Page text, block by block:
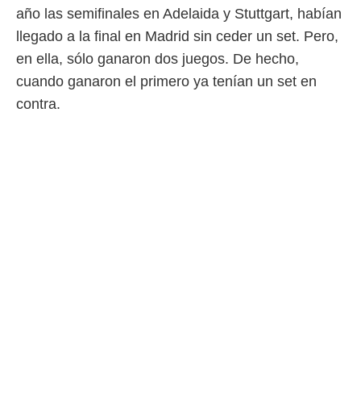
año las semifinales en Adelaida y Stuttgart, habían
llegado a la final en Madrid sin ceder un set. Pero,
en ella, sólo ganaron dos juegos. De hecho,
cuando ganaron el primero ya tenían un set en
contra.